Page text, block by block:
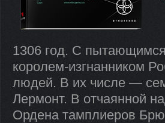
1306 год. С
королем-изгнанником
людей. В их числе —
Лермонт. В отчаянной
Ордена тамплиеров